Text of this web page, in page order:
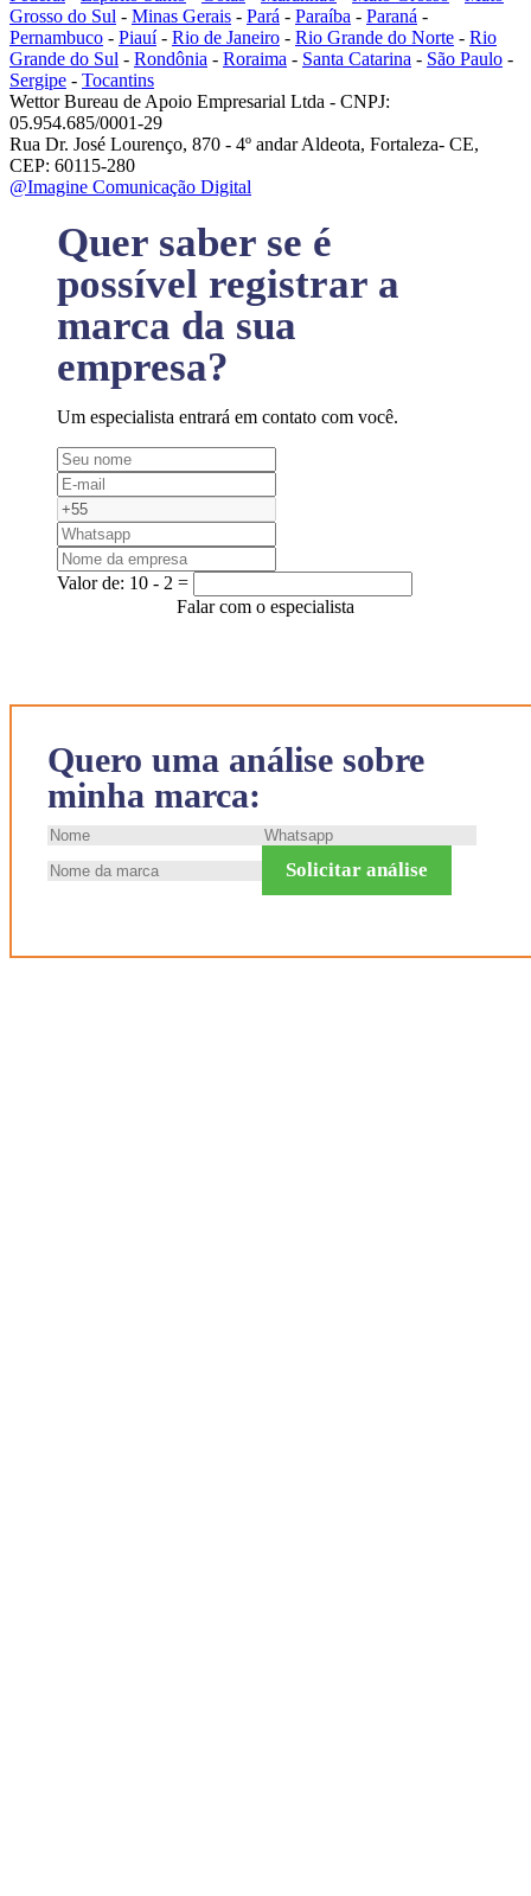
Quero uma análise sobre
minha marca:
Solicitar análise
Grosso do Sul - Minas Gerais - Pará - Paraíba - Paraná -
Pernambuco - Piauí- Rio de Janeiro - Rio Grande do Norte - Rio
Grande do Sul - Rondônia - Roraima - Santa Catarina - São Paulo -
Sergipe - Tocantins
Wettor Bureau de Apoio Empresarial Ltda - CNPJ:
05.954.685/0001-29
Rua Dr. José Lourenço, 870 - 4º andar Aldeota, Fortaleza- CE,
CEP: 60115-280
@Imagine Comunicação Digital
Quer saber se é
possível registrar a
marca da sua
empresa?
Um especialista entrará em contato com você.
Valor de: 10 - 2 =
Falar com o especialista